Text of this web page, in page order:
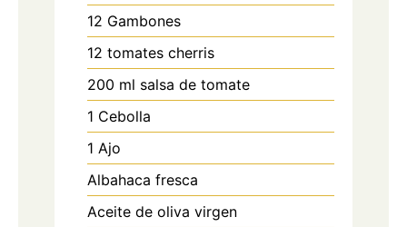
12 Gambones
12 tomates cherris
200 ml salsa de tomate
1 Cebolla
1 Ajo
Albahaca fresca
Aceite de oliva virgen